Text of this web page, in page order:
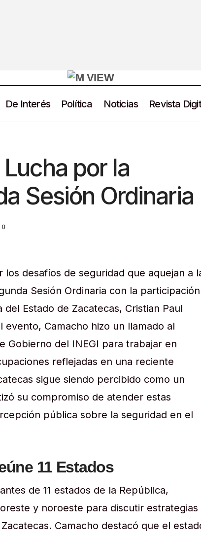
De Interés Política Noticias Revista
por la
Sesión Ordinaria
0
desafíos de seguridad que aquejan a
Sesión Ordinaria con la participación
Estado de Zacatecas, Cristian Paul
evento, Camacho hizo un llamado al
Gobierno del INEGI para trabajar en
reflejadas en una reciente
sigue siendo percibido como un
su compromiso de atender estas
pública sobre la seguridad en el
11 Estados
de 11 estados de la República,
y noroeste para discutir estrategias
Camacho destacó que el